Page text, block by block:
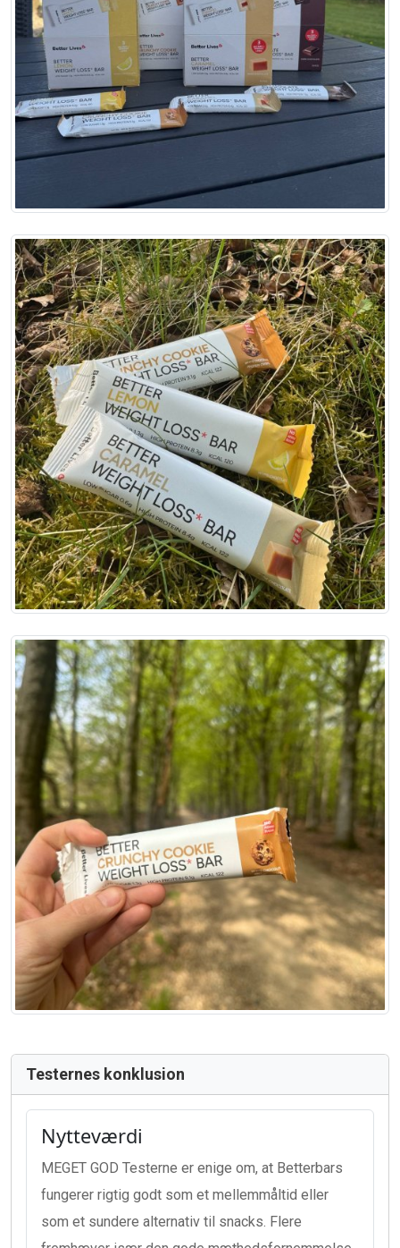
Testernes konklusion
Nytteværdi
MEGET GOD Testerne er enige om, at Betterbars
fungerer rigtig godt som et mellemmåltid eller
som et sundere alternativ til snacks. Flere